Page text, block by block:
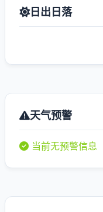
日出日落
天气预警
当前无预警信息